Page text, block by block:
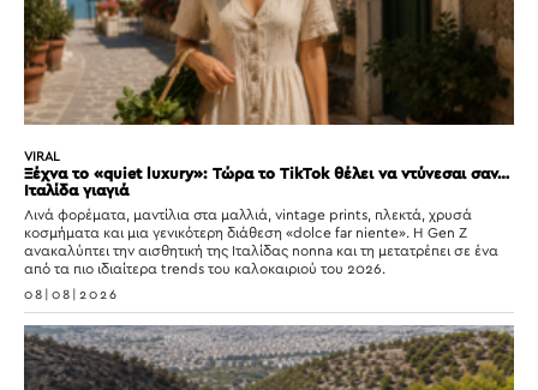
VIRAL
Ξέχνα το «quiet luxury»: Τώρα το TikTok θέλει να ντύνεσαι σαν…
Ιταλίδα γιαγιά
Λινά φορέματα, μαντίλια στα μαλλιά, vintage prints, πλεκτά, χρυσά
κοσμήματα και μια γενικότερη διάθεση «dolce far niente». Η Gen Z
ανακαλύπτει την αισθητική της Ιταλίδας nonna και τη μετατρέπει σε ένα
από τα πιο ιδιαίτερα trends του καλοκαιριού του 2026.
08|08|2026